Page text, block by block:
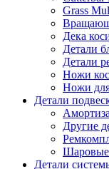
Grass
Дека
Детали
Детали
Ножи
Ножи
Детали
Другие
Детали